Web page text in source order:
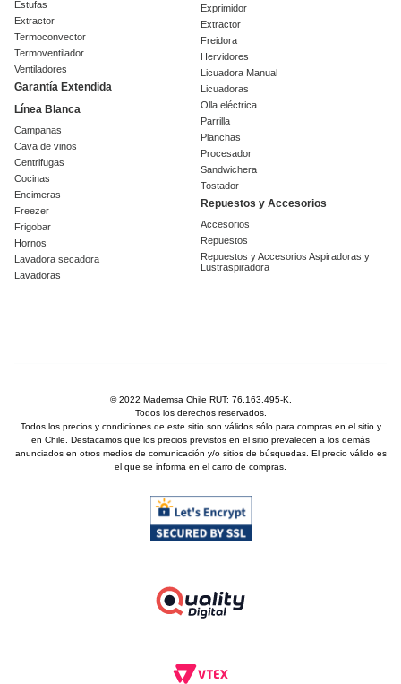
Estufas
Extractor
Termoconvector
Termoventilador
Ventiladores
Garantía Extendida
Línea Blanca
Campanas
Cava de vinos
Centrifugas
Cocinas
Encimeras
Freezer
Frigobar
Hornos
Lavadora secadora
Lavadoras
Exprimidor
Extractor
Freidora
Hervidores
Licuadora Manual
Licuadoras
Olla eléctrica
Parrilla
Planchas
Procesador
Sandwichera
Tostador
Repuestos y Accesorios
Accesorios
Repuestos
Repuestos y Accesorios Aspiradoras y
Lustraspiradora
© 2022 Mademsa Chile RUT: 76.163.495-K.
Todos los derechos reservados.
Todos los precios y condiciones de este sitio son válidos sólo para compras en el sitio y
en Chile. Destacamos que los precios previstos en el sitio prevalecen a los demás
anunciados en otros medios de comunicación y/o sitios de búsquedas. El precio válido es
el que se informa en el carro de compras.